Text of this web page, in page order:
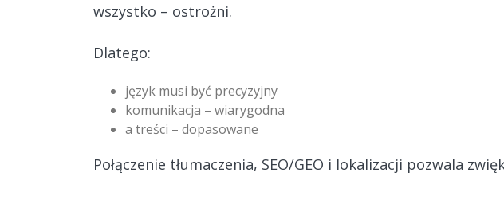
wszystko – ostrożni.
Dlatego:
język musi być precyzyjny
komunikacja – wiarygodna
a treści – dopasowane
Połączenie tłumaczenia, SEO/GEO i lokalizacji pozwala